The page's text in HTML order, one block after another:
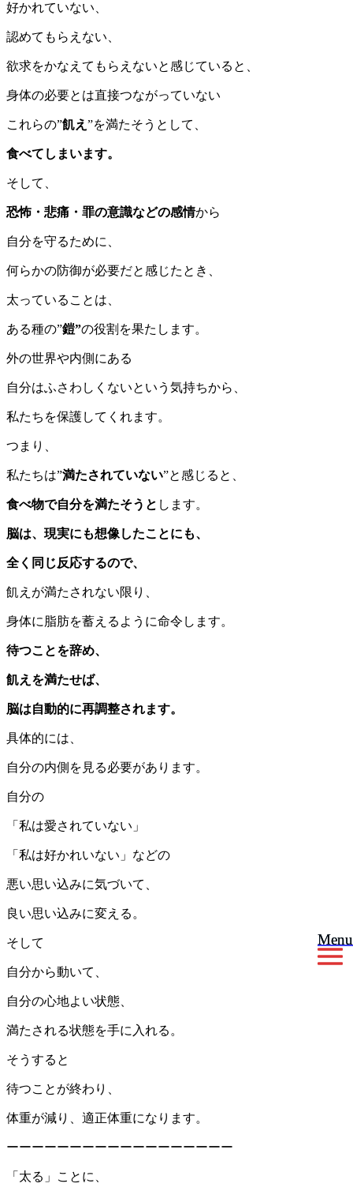
Menu
Menu
好かれていない、
認めてもらえない、
欲求をかなえてもらえないと感じていると、
身体の必要とは直接つながっていない
これらの”飢え ”を満たそうとして、
食べてしまいます。
そして、
恐怖・悲痛・罪の意識などの感情から
自分を守るために、
何らかの防御が必要だと感じたとき、
太っていることは、
ある種の”鎧”の役割を果たします。
外の世界や内側にある
自分はふさわしくないという気持ちから、
私たちを保護してくれます。
つまり、
私たちは”満たされていない”と感じると、
食べ物で自分を満たそうと します。
脳は、現実にも想像したことにも、
全く同じ反応するので、
飢えが満たされない限り、
身体に脂肪を蓄えるように命令します。
待つことを辞め、
飢えを満たせば、
脳は自動的に再調整されます。
具体的には、
自分の内側を見る必要があります。
自分の
「私は愛されていない」
「私は好かれいない」などの
悪い思い込みに気づいて、
良い思い込みに変える。
そして
自分から動いて、
自分の心地よい状態、
満たされる状態を手に入れる。
そうすると
待つことが終わり、
体重が減り、適正体重になります。
ーーーーーーーーーーーーーーーーーー
「太る」ことに、